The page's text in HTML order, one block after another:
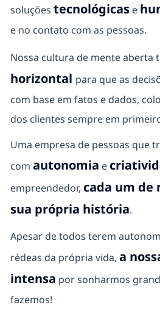
soluções tecnológicase
e no contato com as pessoas.
Nossa cultura de mente aberta
horizontal para que as
com base em fatos e dados,
dos clientes sempre em
Uma empresa de pessoas que
com autonomia e
empreendedor, cada um de
sua própria história.
Apesar de todos terem
rédeas da própria vida, a
intensa por sonharmos
fazemos!